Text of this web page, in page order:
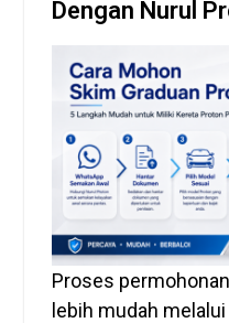
Dengan Nurul
Proses
lebih mudah